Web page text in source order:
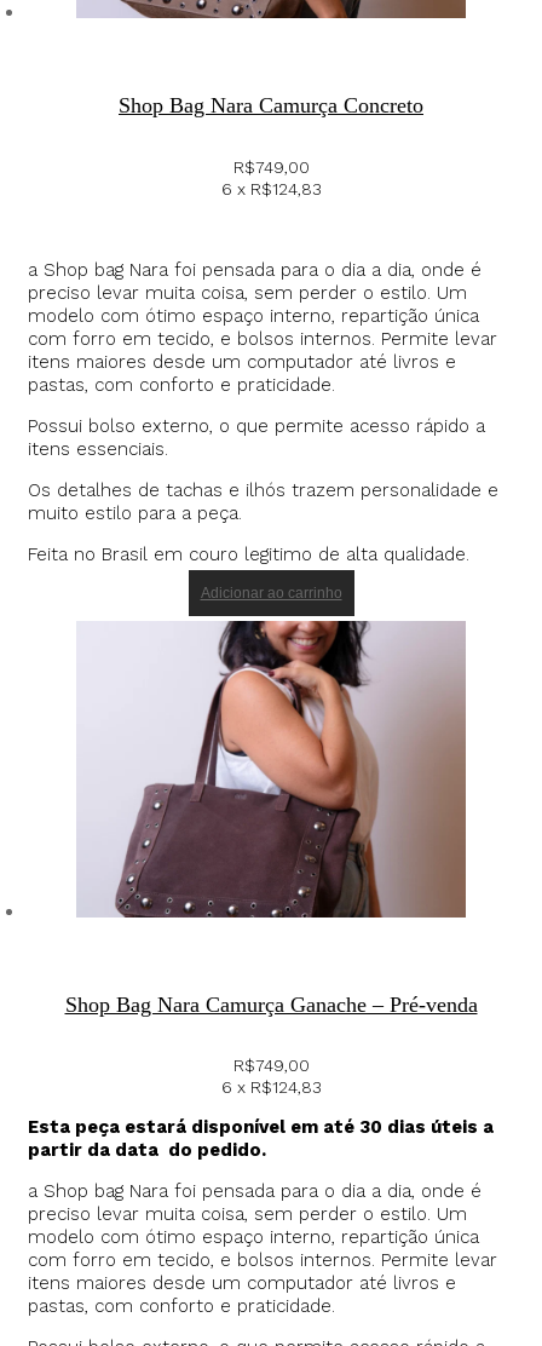
Shop Bag Nara Camurça Concreto
R$749,00
6 x R$124,83
a Shop bag Nara foi pensada para o dia a dia, onde é
preciso levar muita coisa, sem perder o estilo. Um
modelo com ótimo espaço interno, repartição única
com forro em tecido, e bolsos internos. Permite levar
itens maiores desde um computador até livros e
pastas, com conforto e praticidade.
Possui bolso externo, o que permite acesso rápido a
itens essenciais.
Os detalhes de tachas e ilhós trazem personalidade e
muito estilo para a peça.
Feita no Brasil em couro legitimo de alta qualidade.
Adicionar ao carrinho
Shop Bag Nara Camurça Ganache – Pré-venda
R$749,00
6 x R$124,83
Esta peça estará disponível em até 30 dias úteis a
partir da data do pedido.
a Shop bag Nara foi pensada para o dia a dia, onde é
preciso levar muita coisa, sem perder o estilo. Um
modelo com ótimo espaço interno, repartição única
com forro em tecido, e bolsos internos. Permite levar
itens maiores desde um computador até livros e
pastas, com conforto e praticidade.